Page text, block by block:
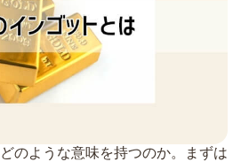
の買取相場は上昇傾向
のような意味を持つのか。まずは